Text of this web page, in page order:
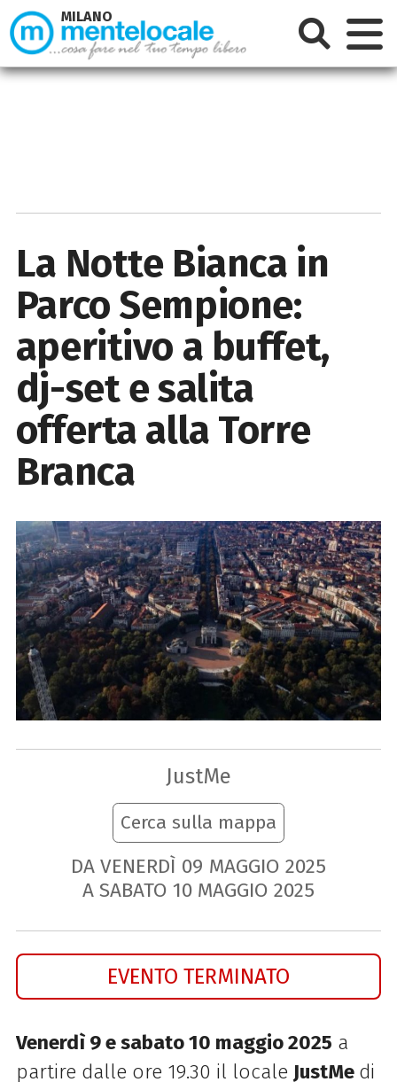
La Notte Bianca in
Parco Sempione:
aperitivo a buffet,
dj-set e salita
offerta alla Torre
Branca
JustMe
Cerca sulla mappa
DA VENERDÌ 09 MAGGIO 2025
A SABATO 10 MAGGIO 2025
EVENTO TERMINATO
Venerdì 9 e sabato 10 maggio 2025 a
partire dalle ore 19.30 il locale JustMe di
MILANO